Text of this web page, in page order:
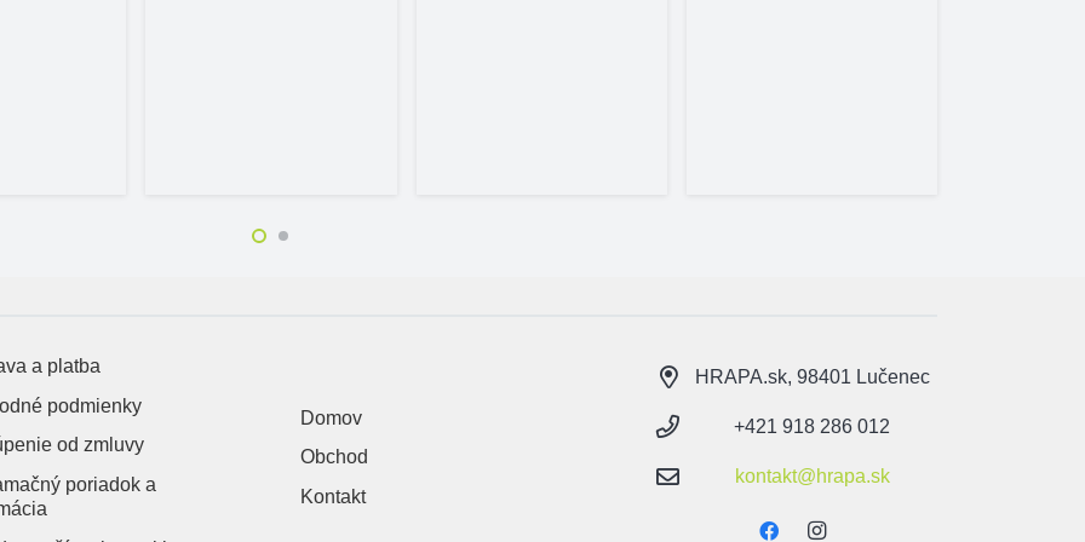
a platba
podmienky
od zmluvy
poriadok a
Domov
Obchod
Kontakt
HRAPA.sk, 98401 Lučenec
+421 918 286 012
kontakt@hrapa.sk